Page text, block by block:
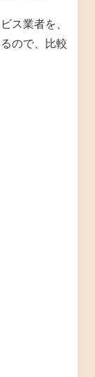
ス業者を、
ので、比較